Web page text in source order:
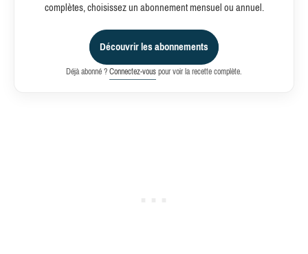
complètes, choisissez un abonnement mensuel ou annuel.
Découvrir les abonnements
Déjà abonné ?Connectez-vouspour voir la recette complète.